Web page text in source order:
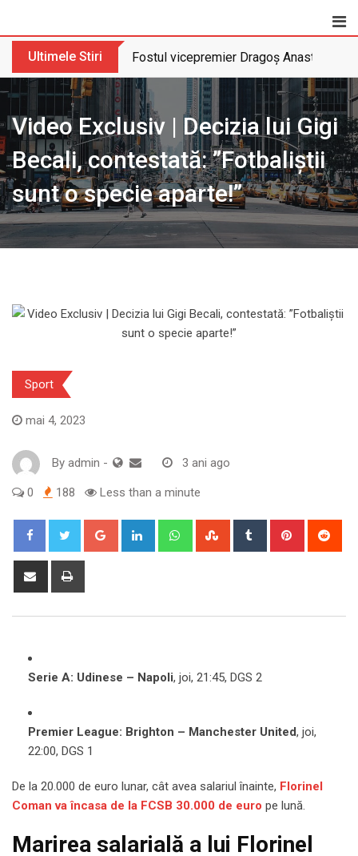
Ultimele Stiri Fostul vicepremier Dragoș Anastasiu
Video Exclusiv | Decizia lui Gigi
Becali, contestată: ”Fotbaliștii
sunt o specie aparte!”
Sport
mai 4, 2023
By admin - 3 ani ago
0 188 Less than a minute
Google+ LinkedIn WhatsappStumbleUpon
Tumblr Pinterest
Share
Serie A: Udinese – Napoli, joi, 21:45, DGS 2
Premier League: Brighton – Manchester United, joi,
22:00, DGS 1
De la 20.000 de euro lunar, cât avea salariul înainte, Florinel
Coman va încasa de la FCSB 30.000 de euro pe lună.
Marirea salarială a lui Florinel